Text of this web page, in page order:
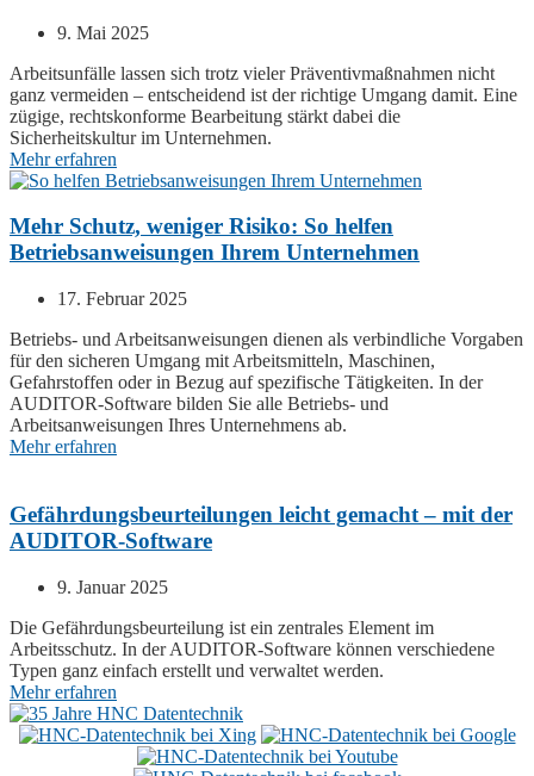
9. Mai 2025
Arbeitsunfälle lassen sich trotz vieler Präventivmaßnahmen nicht
ganz vermeiden – entscheidend ist der richtige Umgang damit. Eine
zügige, rechtskonforme Bearbeitung stärkt dabei die
Sicherheitskultur im Unternehmen.
Mehr erfahren
Mehr Schutz, weniger Risiko: So helfen
Betriebsanweisungen Ihrem Unternehmen
17. Februar 2025
Betriebs- und Arbeitsanweisungen dienen als verbindliche Vorgaben
für den sicheren Umgang mit Arbeitsmitteln, Maschinen,
Gefahrstoffen oder in Bezug auf spezifische Tätigkeiten. In der
AUDITOR-Software bilden Sie alle Betriebs- und
Arbeitsanweisungen Ihres Unternehmens ab.
Mehr erfahren
Gefährdungsbeurteilungen leicht gemacht – mit der
AUDITOR-Software
9. Januar 2025
Die Gefährdungsbeurteilung ist ein zentrales Element im
Arbeitsschutz. In derAUDITOR-Software können verschiedene
Typen ganz einfach erstellt und verwaltet werden.
Mehr erfahren